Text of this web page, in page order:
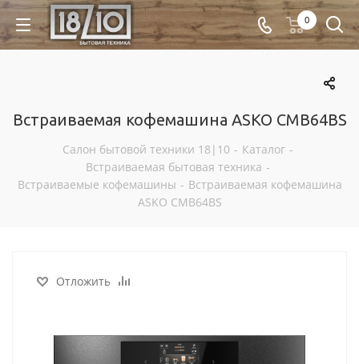
0
Встраиваемая кофемашина ASKO CMB64BS
Салон бытовой техники 18|10 - Каталог -
Встраиваемая бытовая техника -
Встраиваемые кофемашины - Встраиваемая кофемашина
ASKO CMB64BS
Отложить